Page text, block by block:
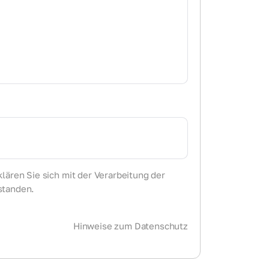
Sie sich mit der Verarbeitung der
Hinweise zum Datenschutz